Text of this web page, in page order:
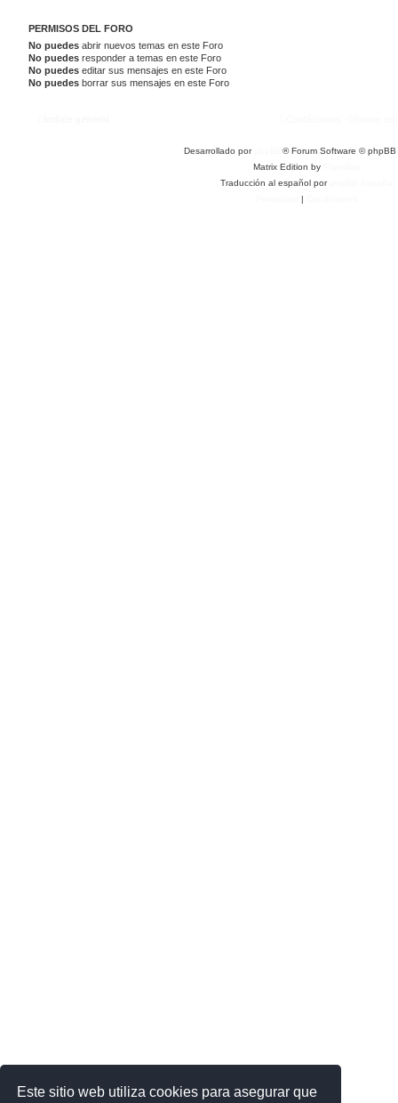
Este sitio web utiliza cookies para asegurar que
PERMISOS DEL FORO
No puedes abrir nuevos temas en este Foro
No puedes responder a temas en este Foro
No puedes editar sus mensajes en este Foro
No puedes borrar sus mensajes en este Foro
Desarrollado por
® Forum Software © phpBB
Matrix Edition by
Traducción al español por
|